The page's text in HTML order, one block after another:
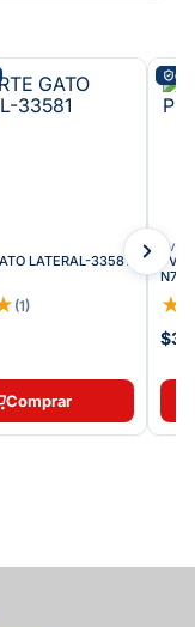
LATERAL-33581
(1)
Comprar
TVS
TVS
★